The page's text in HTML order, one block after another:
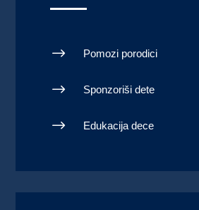
$ Pomozi porodici
$ Sponzoriši dete
$ Edukacija dece